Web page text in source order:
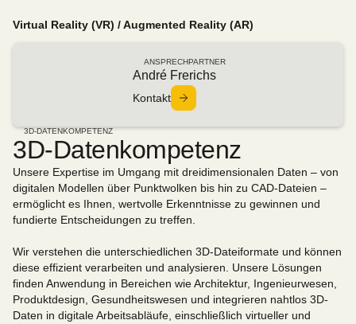
Virtual Reality (VR) / Augmented Reality (AR)
ANSPRECHPARTNER
André Frerichs
Kontakt
3D-DATENKOMPETENZ
3D-Datenkompetenz
Unsere Expertise im Umgang mit dreidimensionalen Daten – von
digitalen Modellen über Punktwolken bis hin zu CAD-Dateien –
ermöglicht es Ihnen, wertvolle Erkenntnisse zu gewinnen und
fundierte Entscheidungen zu treffen.
Wir verstehen die unterschiedlichen 3D-Dateiformate und können
diese effizient verarbeiten und analysieren. Unsere Lösungen
finden Anwendung in Bereichen wie Architektur, Ingenieurwesen,
Produktdesign, Gesundheitswesen und integrieren nahtlos 3D-
Daten in digitale Arbeitsabläufe, einschließlich virtueller und